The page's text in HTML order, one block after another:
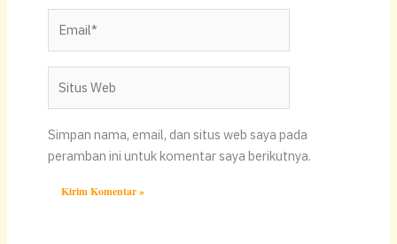
Web
Simpan nama, email, dan situs web saya pada
peramban ini untuk komentar saya berikutnya.